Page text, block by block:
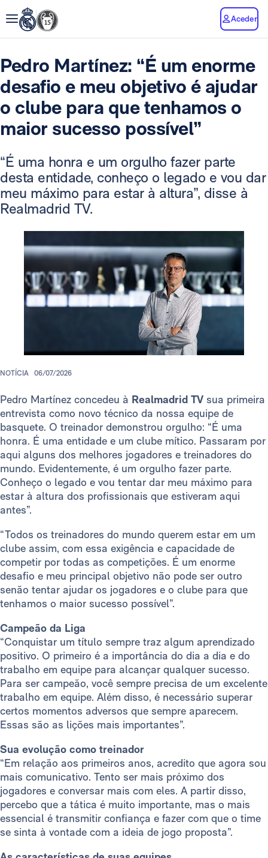
Aceder
Pedro Martínez: “É um enorme
desafio e meu objetivo é ajudar
o clube para que tenhamos o
maior sucesso possível”
“É uma honra e um orgulho fazer parte
desta entidade, conheço o legado e vou dar
meu máximo para estar à altura”, disse à
Realmadrid TV.
NOTÍCIA 06/07/2026
Pedro Martínez concedeu à Realmadrid TV sua primeira
entrevista como novo técnico da nossa equipe de
basquete. O treinador demonstrou orgulho: “É uma
honra. É uma entidade e um clube mítico. Passaram por
aqui alguns dos melhores jogadores e treinadores do
mundo. Evidentemente, é um orgulho fazer parte.
Conheço o legado e vou tentar dar meu máximo para
estar à altura dos profissionais que estiveram aqui
antes”.
“Todos os treinadores do mundo querem estar em um
clube assim, com essa exigência e capacidade de
competir por todas as competições. É um enorme
desafio e meu principal objetivo não pode ser outro
senão tentar ajudar os jogadores e o clube para que
tenhamos o maior sucesso possível”.
Campeão da Liga
“Conquistar um título sempre traz algum aprendizado
positivo. O primeiro é a importância do dia a dia e do
trabalho em equipe para alcançar qualquer sucesso.
Para ser campeão, você sempre precisa de um excelente
trabalho em equipe. Além disso, é necessário superar
certos momentos adversos que sempre aparecem.
Essas são as lições mais importantes”.
Sua evolução como treinador
“Em relação aos primeiros anos, acredito que agora sou
mais comunicativo. Tento ser mais próximo dos
jogadores e conversar mais com eles. A partir disso,
percebo que a tática é muito importante, mas o mais
essencial é transmitir confiança e fazer com que o time
se sinta à vontade com a ideia de jogo proposta”.